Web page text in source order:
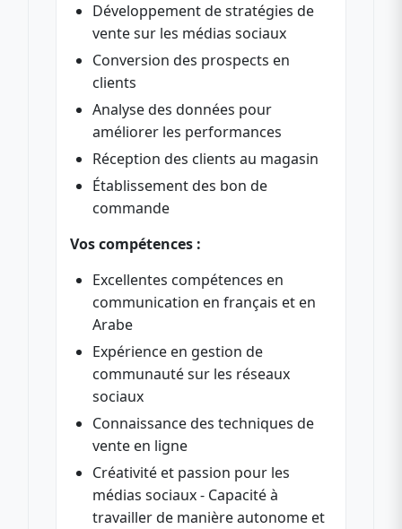
Développement de stratégies de
vente sur les médias sociaux
Conversion des prospects en
clients
Analyse des données pour
améliorer les performances
Réception des clients au magasin
Établissement des bon de
commande
Vos compétences :
Excellentes compétences en
communication en français et en
Arabe
Expérience en gestion de
communauté sur les réseaux
sociaux
Connaissance des techniques de
vente en ligne
Créativité et passion pour les
médias sociaux - Capacité à
travailler de manière autonome et